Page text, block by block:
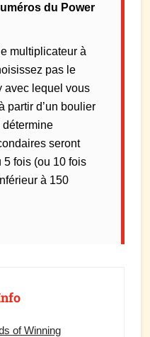
du Power
multiplicateur à
pas le
avec lequel vous
partir d’un boulier
détermine
seront
5 fois (ou 10 fois
à 150
of Winning